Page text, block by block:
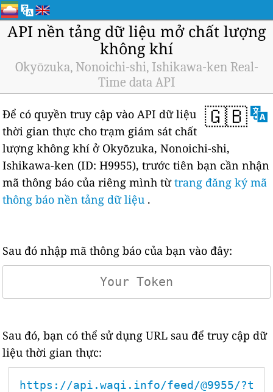
API nền tảng dữ liệu mở chất lượng
không khí
Okyōzuka, Nonoichi-shi, Ishikawa-ken Real-
Time data API
🇬🇧
Để có quyền truy cập vào API dữ liệu
thời gian thực cho trạm giám sát chất
lượng không khí ở Okyōzuka, Nonoichi-shi,
Ishikawa-ken (ID: H9955), trước tiên bạn cần nhận
mã thông báo của riêng mình từtrang đăng ký mã
thông báo nền tảng dữ liệu .
Sau đó nhập mã thông báo của bạn vào đây:
Sau đó, bạn có thể sử dụng URL sau để truy cập dữ
liệu thời gian thực:
https://api.waqi.info/feed/@9955/?t